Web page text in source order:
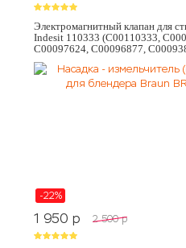
Электромагнитный клапан для
Indesit 110333 (C00110333,
C00097624, C00096877,
-22%
1 950 p 2 500 p